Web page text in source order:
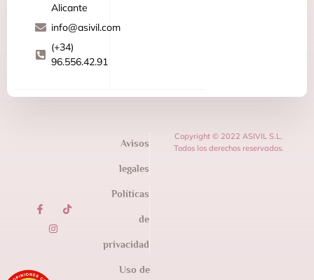
Alicante
info@asivil.com
(+34)
96.556.42.91
Avisos
legales
Políticas
de
privacidad
Uso de
Copyright © 2022 ASIVIL S.L,
Todos los derechos reservados.